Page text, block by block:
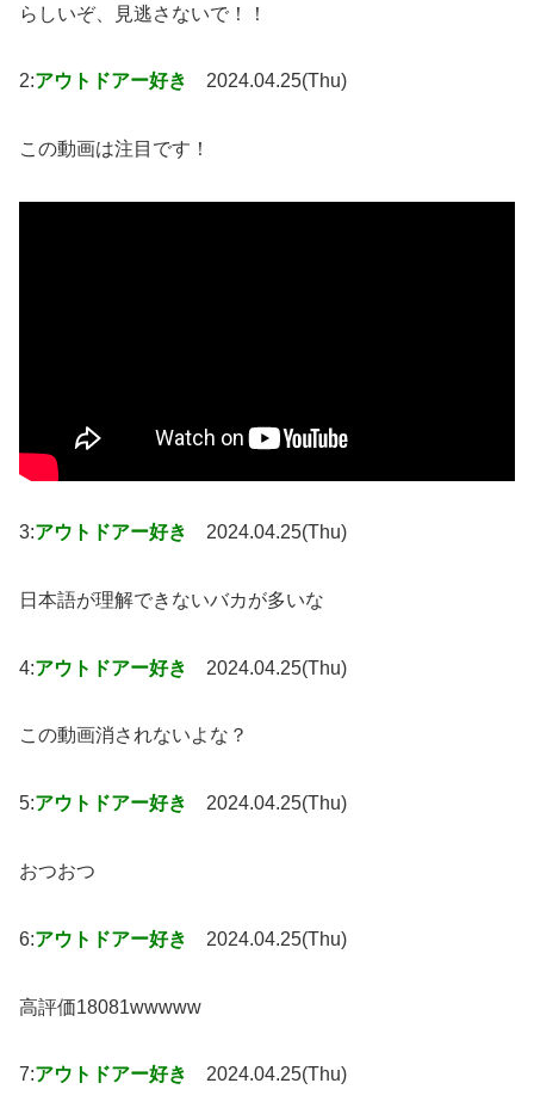
らしいぞ、見逃さないで！！
2:アウトドアー好き 2024.04.25(Thu)
この動画は注目です！
3:アウトドアー好き 2024.04.25(Thu)
日本語が理解できないバカが多いな
4:アウトドアー好き 2024.04.25(Thu)
この動画消されないよな？
5:アウトドアー好き 2024.04.25(Thu)
おつおつ
6:アウトドアー好き 2024.04.25(Thu)
高評価18081wwwww
7:アウトドアー好き 2024.04.25(Thu)